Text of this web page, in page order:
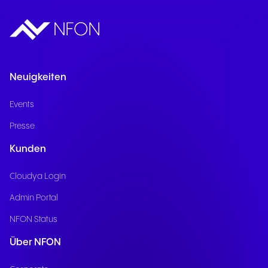
Neuigkeiten
Events
Presse
Kunden
Cloudya Login
Admin Portal
NFON Status
Über NFON